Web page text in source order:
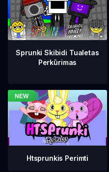
Sprunki Skibidi Tualetas
Perkūrimas
Htsprunkis Perimti